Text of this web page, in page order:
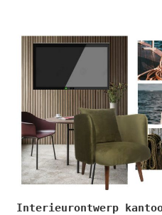
Interieurontwerp